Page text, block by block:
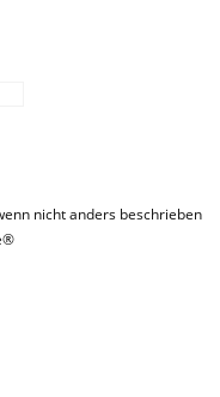
nicht anders beschrieben